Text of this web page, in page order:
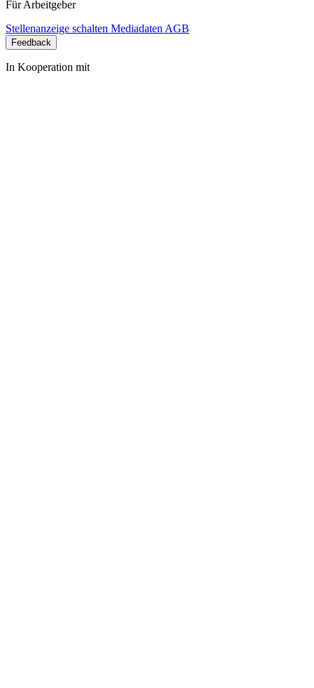
Für Arbeitgeber
Stellenanzeige schalten Mediadaten AGB
Feedback
In Kooperation mit